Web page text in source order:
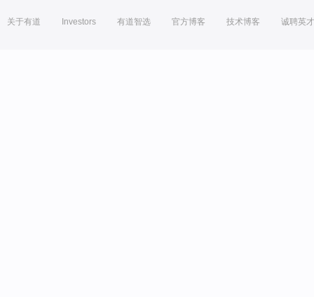
关于有道 Investors 有道智选 官方博客 技术博客 诚聘英才